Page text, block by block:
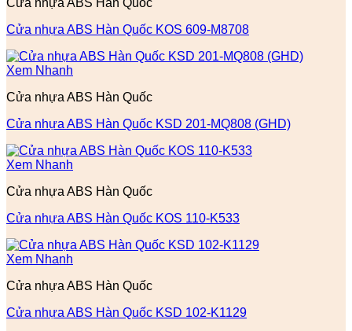
Cửa nhựa ABS Hàn Quốc
Cửa nhựa ABS Hàn Quốc KOS 609-M8708
Xem Nhanh
Cửa nhựa ABS Hàn Quốc
Cửa nhựa ABS Hàn Quốc KSD 201-MQ808 (GHD)
Xem Nhanh
Cửa nhựa ABS Hàn Quốc
Cửa nhựa ABS Hàn Quốc KOS 110-K533
Xem Nhanh
Cửa nhựa ABS Hàn Quốc
Cửa nhựa ABS Hàn Quốc KSD 102-K1129